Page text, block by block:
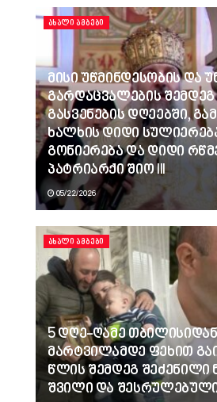
ᲐᲮᲐᲚᲘ ᲐᲛᲑᲔᲑᲘ
მისი უწმინდესობის და
გარდაცვალების
გასვენების დღეებში,
ხალხის დიდი
გონიერება და დიდი
პატრიარქი შიო III
05/22/2026
ᲐᲮᲐᲚᲘ ᲐᲛᲑᲔᲑᲘ
5 დღე-ღამე თბილისიდან
მარტვილამდე ფეხით
წლის შემდეგ შეძენილი
შვილი და